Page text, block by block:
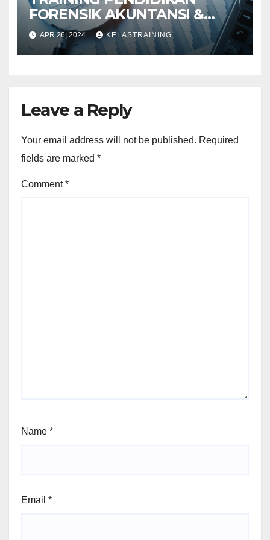
FORENSIK AKUNTANSI &
AUDIT INVESTIGATIF
APR 26, 2024 KELASTRAINING
Leave a Reply
Your email address will not be published. Required
fields are marked *
Comment*
Name *
Email *